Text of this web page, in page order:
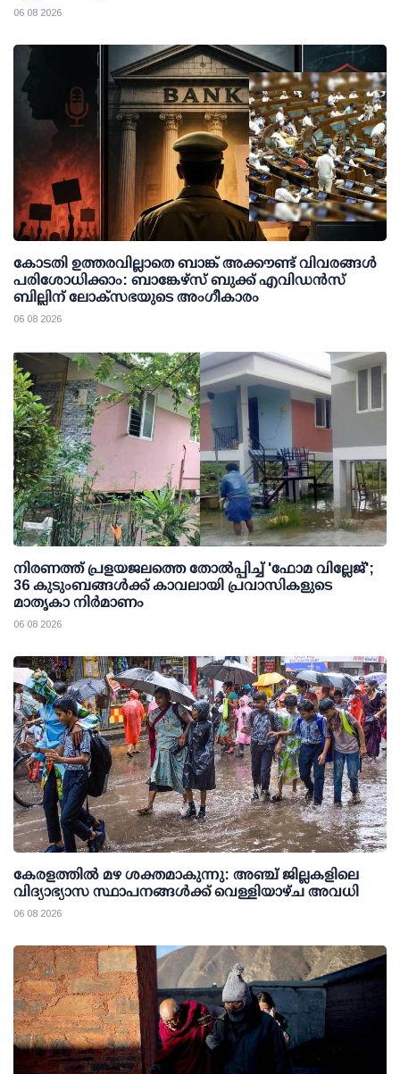
06 08 2026
കോടതി ഉത്തരവില്ലാതെ ബാങ്ക് അക്കൗണ്ട് വിവരങ്ങള്‍
പരിശോധിക്കാം: ബാങ്കേഴ്സ് ബുക്ക് എവിഡന്‍സ്
ബില്ലിന് ലോക്സഭയുടെ അംഗീകാരം
06 08 2026
നിരണത്ത് പ്രളയജലത്തെ തോല്‍പ്പിച്ച് 'ഫോമ വില്ലേജ്';
36 കുടുംബങ്ങള്‍ക്ക് കാവലായി പ്രവാസികളുടെ
മാതൃകാ നിര്‍മാണം
06 08 2026
കേരളത്തില്‍ മഴ ശക്തമാകുന്നു: അഞ്ച് ജില്ലകളിലെ
വിദ്യാഭ്യാസ സ്ഥാപനങ്ങള്‍ക്ക് വെള്ളിയാഴ്ച അവധി
06 08 2026